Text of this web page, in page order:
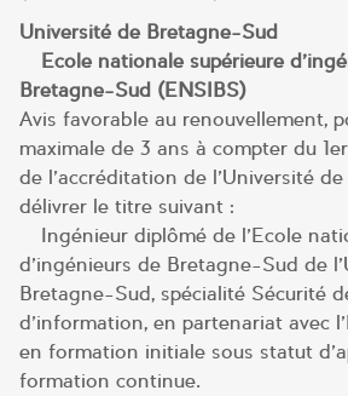
Université de Bretagne-Sud
– Ecole nationale supérieure
Bretagne-Sud (ENSIBS)
Avis favorable au renouvellement,
maximale de 3 ans à compter du
de l’accréditation de l’Université
délivrer le titre suivant :
– Ingénieur diplômé de l’Ecole
d’ingénieurs de Bretagne-Sud de
Bretagne-Sud, spécialité Sécurité
d’information, en partenariat avec
en formation initiale sous statut
formation continue.